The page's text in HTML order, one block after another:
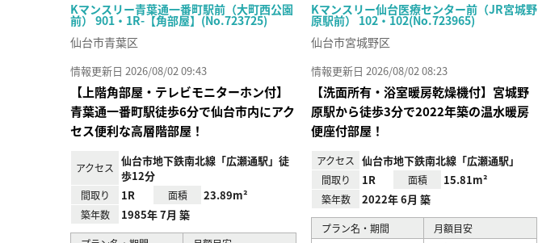
Kマンスリー青葉通一番町駅前（大町西公園
前） 901・1R-【角部屋】(No.723725)
仙台市青葉区
情報更新日 2026/08/02 09:43
【上階角部屋・テレビモニターホン付】
青葉通一番町駅徒歩6分で仙台市内にアク
セス便利な高層階部屋！
アクセス
仙台市地下鉄南北線「広瀬通駅」徒
歩12分
間取り 1R 面積 23.89m²
築年数 1985年 7月 築
Kマンスリー仙台医療センター前（JR宮城野
原駅前） 102・102(No.723965)
仙台市宮城野区
情報更新日 2026/08/02 08:23
【洗面所有・浴室暖房乾燥機付】宮城野
原駅から徒歩3分で2022年築の温水暖房
便座付部屋！
アクセス 仙台市地下鉄南北線「広瀬通駅」
間取り 1R 面積 15.81m²
築年数 2022年 6月 築
プラン名・期間 月額目安